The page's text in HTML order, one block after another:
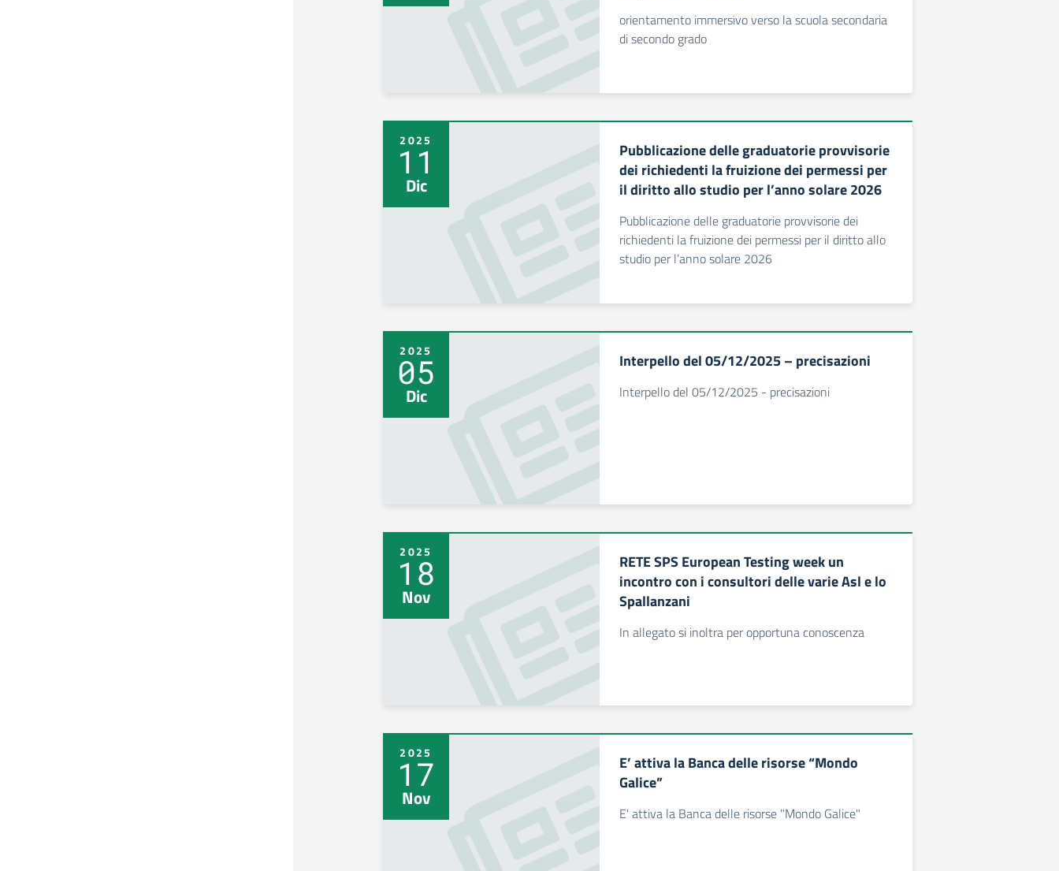
orientamento immersivo verso la scuola secondaria
di secondo grado
2025
11
Dic
Pubblicazione delle graduatorie provvisorie
dei richiedenti la fruizione dei permessi per
il diritto allo studio per l’anno solare 2026
Pubblicazione delle graduatorie provvisorie dei
richiedenti la fruizione dei permessi per il diritto allo
studio per l’anno solare 2026
2025
05
Dic
Interpello del 05/12/2025 – precisazioni
Interpello del 05/12/2025 - precisazioni
2025
18
Nov
RETE SPS European Testing week un
incontro con i consultori delle varie Asl e lo
Spallanzani
In allegato si inoltra per opportuna conoscenza
2025
17
Nov
E’ attiva la Banca delle risorse “Mondo
Galice”
E' attiva la Banca delle risorse "Mondo Galice"